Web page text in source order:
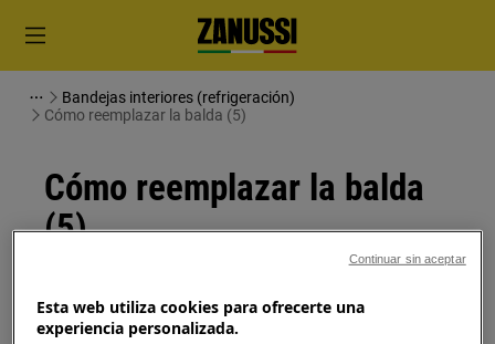
Bandejas interiores (refrigeración)
Cómo reemplazar la balda (5)
Cómo reemplazar la balda
(5)
Antes de cualquier operación de mantenimiento,
Esta web utiliza cookies para ofrecerte una
experiencia personalizada.
Continuar sin aceptar